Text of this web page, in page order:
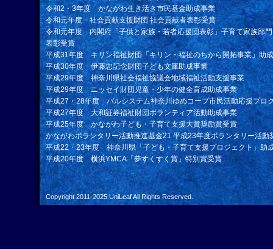
令和2・3年度 かながわ生き活き市民基金助成事業
令和元年度 社会貢献支援財団 社会貢献者表彰受賞
令和元年度 内閣府「子供と家族・若者応援団表彰」子育て家族部
表彰受賞
平成31年度 キリン福祉財団「キリン・福祉のちから開拓事業」助
平成30年度 伊藤忠記念財団子ども文庫助成事業
平成29年度 神奈川県社会福祉協議会地域福祉活動支援事業
平成29年度 ニッセイ財団児童・少年の健全育成助成事業
平成27・28年度 パルシステム神奈川ゆめコープ市民活動応援プロ
平成27年度 大和証券福祉財団ボランティア活動助成事業
平成25年度 かながわ子ども・子育て支援大賞奨励賞受賞
かながわボランタリー活動推進基金21 平成23年度ボランタリー活動
平成22・23年度 神奈川県「子ども・子育て支援プロジェクト」助
平成20年度 横浜YMCA「夢すくすく賞」特別賞受賞
Copyright 2011-2025 UniLeafAll Rights Reserved.